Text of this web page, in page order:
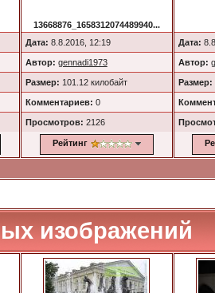
13668876_1658312074489940...
Дата: 8.8.2016, 12:19
Автор: gennadi1973
Размер: 101.12 килобайт
Комментариев: 0
Просмотров: 2126
Рейтинг
Дата:
Автор:
Размер:
изображений